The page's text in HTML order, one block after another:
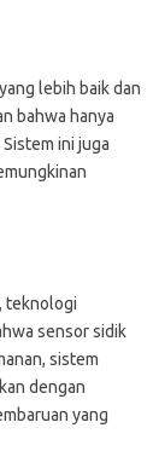
lebih baik dan
bahwa hanya
ini juga
teknologi
sensor sidik
sistem
dengan
yang